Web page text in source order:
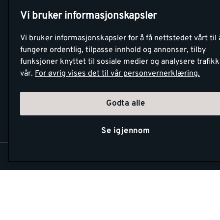
Betaling
Retur- og
angrerettsskjema
Montér Bedrift
Vi bruker informasjonskapsler
Vi bruker informasjonskapsler for å få nettstedet vårt til
fungere ordentlig, tilpasse innhold og annonser, tilby
funksjoner knyttet til sosiale medier og analysere
vår. For øvrig vises det til vår personvernerklæring.
Godta alle
Se igjennom